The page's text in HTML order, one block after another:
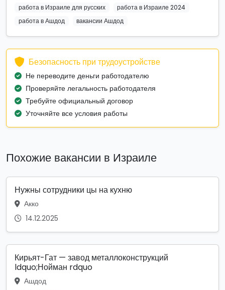
работа в Израиле для русских
работа в Израиле 2024
работа в Ашдод
вакансии Ашдод
Безопасность при трудоустройстве
Не переводите деньги работодателю
Проверяйте легальность работодателя
Требуйте официальный договор
Уточняйте все условия работы
Похожие вакансии в Израиле
Нужны сотрудники цы на кухню
Акко
14.12.2025
Кирьят-Гат — завод металлоконструкций
ldquo;Нойман rdquo
Ашдод